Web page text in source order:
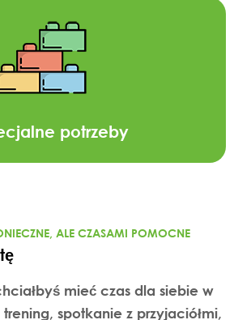
potrzeby
ALE CZASAMI POMOCNE
mieć czas dla siebie w
spotkanie z przyjaciółmi,